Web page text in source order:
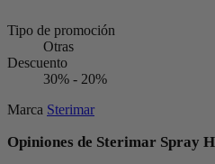
Tipo de promoción
Otras
Descuento
30% - 20%
Marca Sterimar
Opiniones de Sterimar Spray